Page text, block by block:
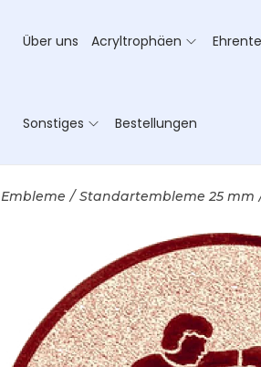
Über uns Acryltrophäen
Sonstiges Bestellungen
Embleme / Standartembleme 25 mm